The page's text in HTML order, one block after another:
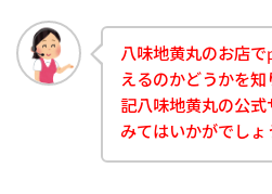
八味地黄丸のお店
えるのかどうかを
記八味地黄丸の公
みてはいかがでしょ